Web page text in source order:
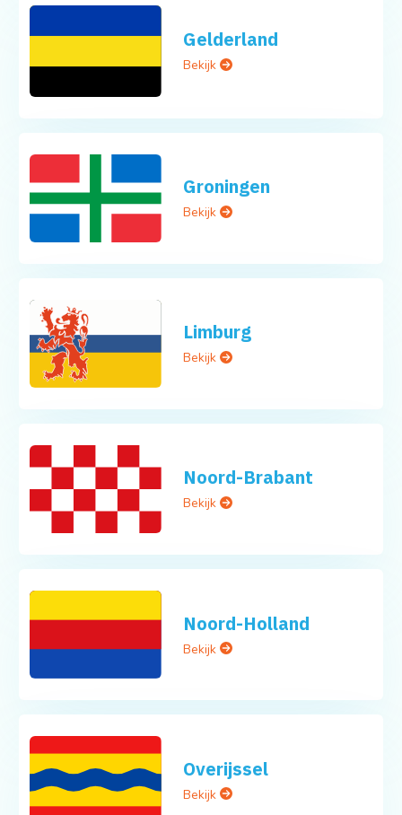
Gelderland
Bekijk
Groningen
Bekijk
Limburg
Bekijk
Noord-Brabant
Bekijk
Noord-Holland
Bekijk
Overijssel
Bekijk